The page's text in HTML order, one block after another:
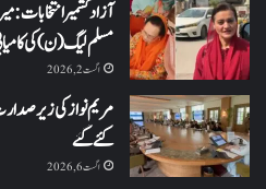
آزاد کشمیر انتخابات:
مسلم لیگ (ن) کی
اگست 2, 2026
کئے گئے
اگست 6, 2026